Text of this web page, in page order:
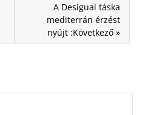
A Desigual táska
mediterrán érzést
nyújt :Következő »